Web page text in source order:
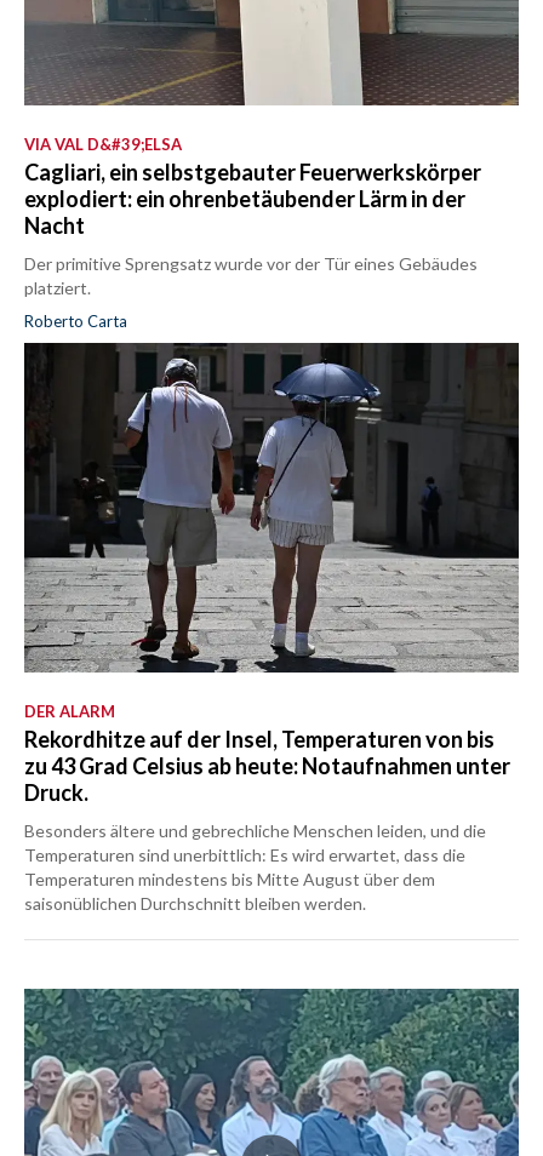
VIA VAL D&#39;ELSA
Cagliari, ein selbstgebauter Feuerwerkskörper
explodiert: ein ohrenbetäubender Lärm in der
Nacht
Der primitive Sprengsatz wurde vor der Tür eines Gebäudes
platziert.
Roberto Carta
DER ALARM
Rekordhitze auf der Insel, Temperaturen von bis
zu 43 Grad Celsius ab heute: Notaufnahmen unter
Druck.
Besonders ältere und gebrechliche Menschen leiden, und die
Temperaturen sind unerbittlich: Es wird erwartet, dass die
Temperaturen mindestens bis Mitte August über dem
saisonüblichen Durchschnitt bleiben werden.